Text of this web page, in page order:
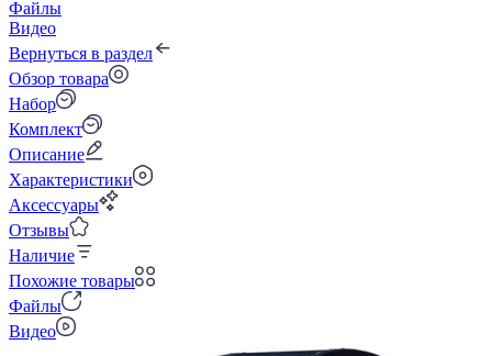
Файлы
Видео
Вернуться в раздел
Обзор товара
Набор
Комплект
Описание
Характеристики
Аксессуары
Отзывы
Наличие
Похожие товары
Файлы
Видео